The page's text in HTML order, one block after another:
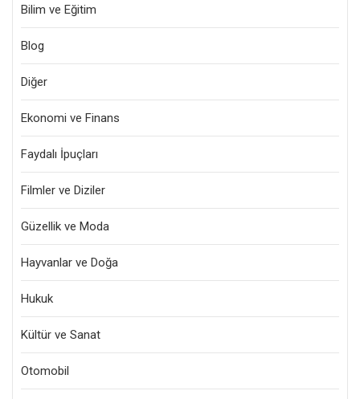
Bilim ve Eğitim
Blog
Diğer
Ekonomi ve Finans
Faydalı İpuçları
Filmler ve Diziler
Güzellik ve Moda
Hayvanlar ve Doğa
Hukuk
Kültür ve Sanat
Otomobil